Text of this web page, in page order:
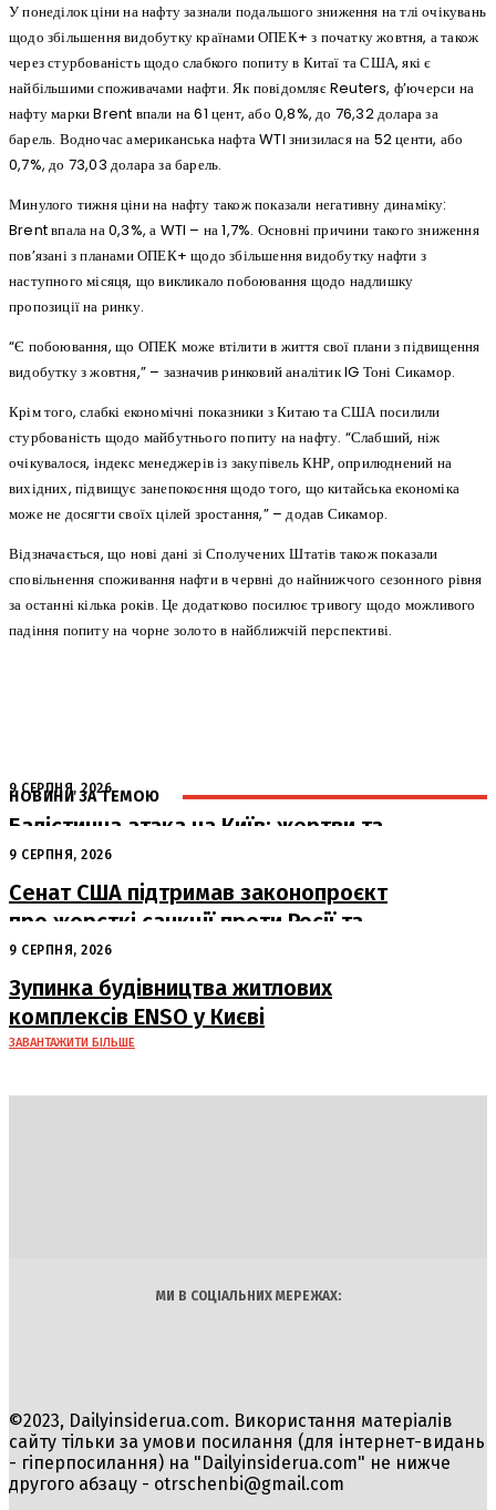
У понеділок ціни на нафту зазнали подальшого зниження на тлі очікувань
щодо збільшення видобутку країнами ОПЕК+ з початку жовтня, а також
через стурбованість щодо слабкого попиту в Китаї та США, які є
найбільшими споживачами нафти. Як повідомляє Reuters, ф’ючерси на
нафту марки Brent впали на 61 цент, або 0,8%, до 76,32 долара за
барель. Водночас американська нафта WTI знизилася на 52 центи, або
0,7%, до 73,03 долара за барель.
Минулого тижня ціни на нафту також показали негативну динаміку:
Brent впала на 0,3%, а WTI – на 1,7%. Основні причини такого зниження
пов’язані з планами ОПЕК+ щодо збільшення видобутку нафти з
наступного місяця, що викликало побоювання щодо надлишку
пропозиції на ринку.
“Є побоювання, що ОПЕК може втілити в життя свої плани з підвищення
видобутку з жовтня,” – зазначив ринковий аналітик IG Тоні Сикамор.
Крім того, слабкі економічні показники з Китаю та США посилили
стурбованість щодо майбутнього попиту на нафту. “Слабший, ніж
очікувалося, індекс менеджерів із закупівель КНР, оприлюднений на
вихідних, підвищує занепокоєння щодо того, що китайська економіка
може не досягти своїх цілей зростання,” – додав Сикамор.
Відзначається, що нові дані зі Сполучених Штатів також показали
сповільнення споживання нафти в червні до найнижчого сезонного рівня
за останні кілька років. Це додатково посилює тривогу щодо можливого
падіння попиту на чорне золото в найближчій перспективі.
НОВИНИ ЗА ТЕМОЮ
9 СЕРПНЯ, 2026
Балістична атака на Київ: жертви та
руйнування
9 СЕРПНЯ, 2026
Сенат США підтримав законопроєкт
про жорсткі санкції проти Росії та
Ірану
9 СЕРПНЯ, 2026
Зупинка будівництва житлових
комплексів ENSO у Києві
ЗАВАНТАЖИТИ БІЛЬШЕ
МИ В СОЦІАЛЬНИХ МЕРЕЖАХ:
©2023, Dailyinsiderua.com. Використання матеріалів
сайту тільки за умови посилання (для інтернет-видань
- гіперпосилання) на "Dailyinsiderua.com" не нижче
другого абзацу - otrschenbi@gmail.com